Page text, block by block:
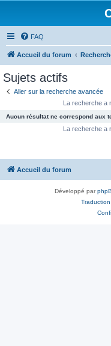
FAQ
Accueil du forum
Sujets actifs
Aller sur la recherche avancée
La recherche a
Aucun résultat ne correspond aux
La recherche a
Accueil du forum
Développé par